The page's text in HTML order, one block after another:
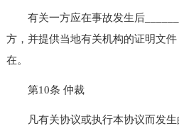
有关一方应在事故发生后
方，并提供当地有关机构的证明文
在。
第10条 仲裁
凡有关协议或执行本协议而发生